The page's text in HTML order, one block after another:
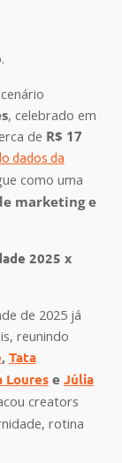
, celebrado em
de R$ 17
dados da
como uma
marketing e
2025 x
de 2025 já
reunindo
, Tata
Lourese Júlia
creators
rotina